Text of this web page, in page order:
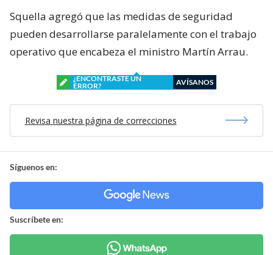
Squella agregó que las medidas de seguridad
pueden desarrollarse paralelamente con el trabajo
operativo que encabeza el ministro Martín Arrau.
¿ENCONTRASTE UN
ERROR?
AVÍSANOS
Revisa nuestra página de correcciones
Síguenos en:
Suscríbete en: